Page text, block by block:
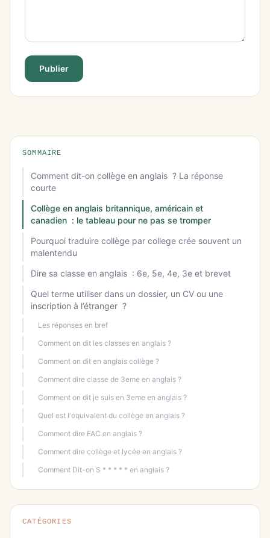
Publier
SOMMAIRE
Comment dit-on collège en anglais ? La réponse
courte
Collège en anglais britannique, américain et
canadien : le tableau pour ne pas se tromper
Pourquoi traduire collège par college crée souvent un
malentendu
Dire sa classe en anglais : 6e, 5e, 4e, 3e et brevet
Quel terme utiliser dans un dossier, un CV ou une
inscription à l’étranger ?
Les réponses en bref
Comment on dit les classes en anglais ?
Comment on dit en anglais collège ?
Comment dire classe de 3eme en anglais ?
Comment on dit je suis en 3eme en anglais ?
Quel est l'équivalent du collège en anglais ?
Comment dire FAC en anglais ?
Comment dire collège et lycée en anglais ?
Comment Dit-on S * * * * * en anglais ?
CATÉGORIES